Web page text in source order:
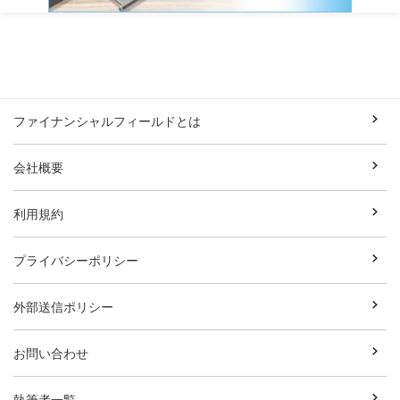
ファイナンシャルフィールドとは
会社概要
利用規約
プライバシーポリシー
外部送信ポリシー
お問い合わせ